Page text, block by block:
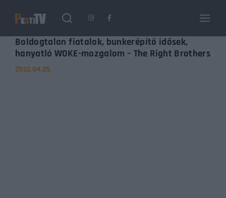
Boldogtalan fiatalok, bunkerépítő idősek,
hanyatló WOKE-mozgalom – The Right Brothers
2022.04.25.
Login Register
Username or Email Address